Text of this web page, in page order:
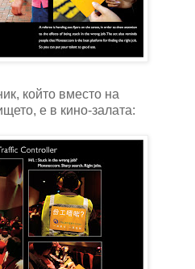
който вместо на
е в кино-залата: